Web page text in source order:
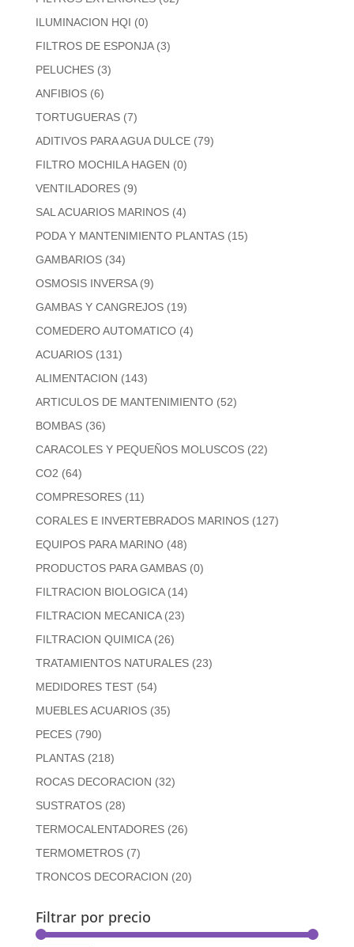
ILUMINACION HQI (0)
FILTROS DE ESPONJA (3)
PELUCHES (3)
ANFIBIOS (6)
TORTUGUERAS (7)
ADITIVOS PARA AGUA DULCE (79)
FILTRO MOCHILA HAGEN (0)
VENTILADORES (9)
SAL ACUARIOS MARINOS (4)
PODA Y MANTENIMIENTO PLANTAS (15)
GAMBARIOS (34)
OSMOSIS INVERSA (9)
GAMBAS Y CANGREJOS (19)
COMEDERO AUTOMATICO (4)
ACUARIOS (131)
ALIMENTACION (143)
ARTICULOS DE MANTENIMIENTO (52)
BOMBAS (36)
CARACOLES Y PEQUEÑOS MOLUSCOS (22)
CO2 (64)
COMPRESORES (11)
CORALES E INVERTEBRADOS MARINOS (127)
EQUIPOS PARA MARINO (48)
PRODUCTOS PARA GAMBAS (0)
FILTRACION BIOLOGICA (14)
FILTRACION MECANICA (23)
FILTRACION QUIMICA (26)
TRATAMIENTOS NATURALES (23)
MEDIDORES TEST (54)
MUEBLES ACUARIOS (35)
PECES (790)
PLANTAS (218)
ROCAS DECORACION (32)
SUSTRATOS (28)
TERMOCALENTADORES (26)
TERMOMETROS (7)
TRONCOS DECORACION (20)
Filtrar por precio